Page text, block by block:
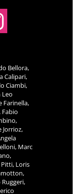
Calipari,
Ciambi,
Leo
Fabio
Marc
Loris